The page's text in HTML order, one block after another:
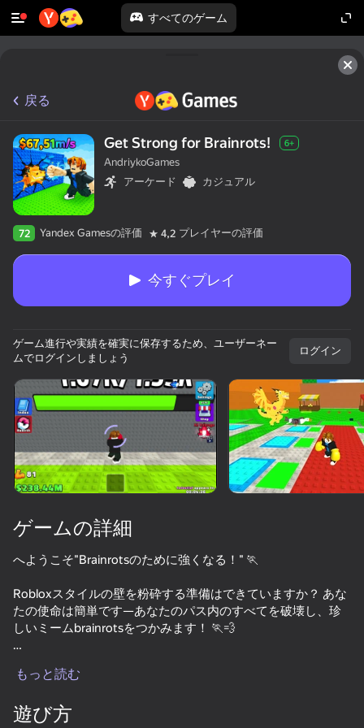
すべてのゲーム
デバイスを回転させる
このゲームは横向きのみ
対応しています
戻る
Get Strong for Brainrots! 6+
AndriykoGames
アーケード
カジュアル
72 Yandex Gamesの評価 4,2 プレイヤーの評価
今すぐプレイ
ゲーム進行や実績を確実に保存するため、ユーザーネー
ムでログインしましょう
ログイン
ゲームの詳細
へようこそ"Brainrotsのために強くなる！" 🏃
Robloxスタイルの壁を粉砕する準備はできていますか？ あな
たの使命は簡単です—あなたのパス内のすべてを破壊し、珍
しいミームbrainrotsをつかみます！ 🏃💨
および他の秘密のミーム腐敗の数十：✓あなたのダメージを
もっと読む
遊び方